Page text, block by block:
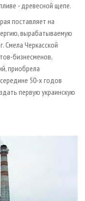
- древесной щепе.
поставляет на
вырабатываемую
Смела Черкасской
бизнесменов,
приобрела
50­-х годов
первую украинскую